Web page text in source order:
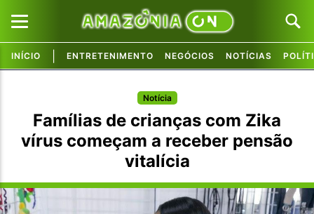
INÍCIO ENTRETENIMENTO NEGÓCIOS NOTÍCIAS
Notícia
Famílias de crianças com Zika
vírus começam a receber pensão
vitalícia